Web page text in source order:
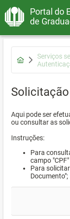
Portal do
de
Serviços
Aqui pode ser
ou consultar as
Instruções:
Para
campo
Para
Documento";